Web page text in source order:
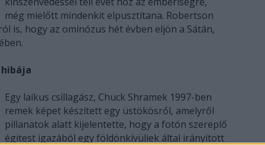
még mielőtt mindenkit elpusztítana. Robertson
is, hogy az ominózus hét évben eljön a Sátán,
Egy laikus csillagász, Chuck Shramek 1997-ben
remek képet készített egy üstökösről, amelyről
pillanatok alatt kijelentette, hogy a fotón szereplő
égitest igazából egy földönkívüliek által irányított